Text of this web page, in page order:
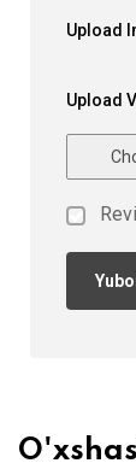
Upload
Upload